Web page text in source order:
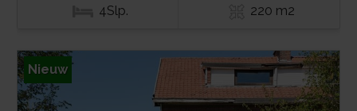
4Slp. 220 m2
Nieuw